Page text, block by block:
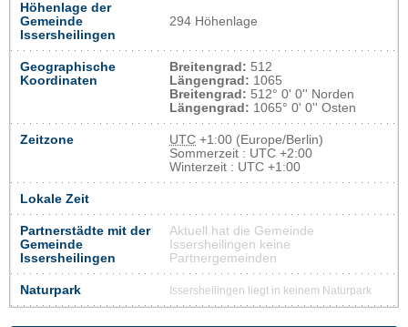
Höhenlage der
Gemeinde
Issersheilingen
294 Höhenlage
Geographische
Koordinaten
Breitengrad: 512
Längengrad: 1065
Breitengrad: 512° 0' 0'' Norden
Längengrad: 1065° 0' 0'' Osten
Zeitzone UTC +1:00 (Europe/Berlin)
Sommerzeit : UTC +2:00
Winterzeit : UTC +1:00
Lokale Zeit
Partnerstädte mit der
Gemeinde
Issersheilingen
Aktuell hat die Gemeinde
Issersheilingen keine
Partnergemeinden
Naturpark Issersheilingen liegt in keinem Naturpark